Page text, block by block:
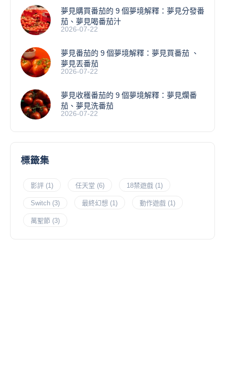
夢見購買番茄的 9 個夢境解釋：夢見分發番
茄、夢見喝番茄汁
2026-07-22
夢見番茄的 9 個夢境解釋：夢見買番茄 、
夢見丟番茄
2026-07-22
夢見收穫番茄的 9 個夢境解釋：夢見爛番
茄、夢見洗番茄
2026-07-22
標籤集
影評 (1) 任天堂 (6) 18禁遊戲 (1)
Switch (3) 最終幻想 (1) 動作遊戲 (1)
萬聖節 (3)